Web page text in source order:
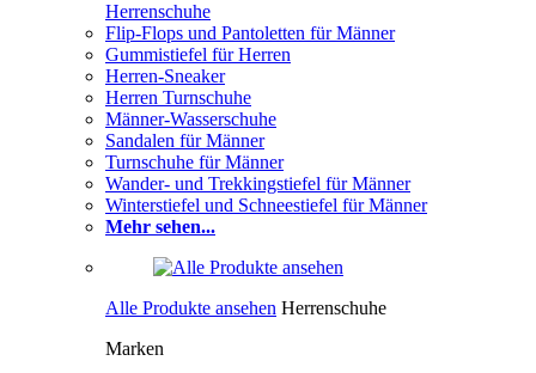
Herrenschuhe
Flip-Flops und Pantoletten für Männer
Gummistiefel für Herren
Herren-Sneaker
Herren Turnschuhe
Männer-Wasserschuhe
Sandalen für Männer
Turnschuhe für Männer
Wander- und Trekkingstiefel für Männer
Winterstiefel und Schneestiefel für Männer
Mehr sehen...
Alle Produkte ansehen Herrenschuhe
Marken